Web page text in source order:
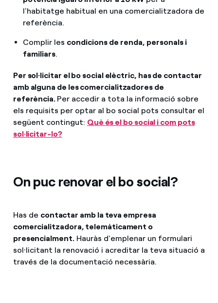
l'habitatge habitual en una comercialitzadora de
referència.
Complir les condicions de renda, personals i
familiars.
Per sol·licitar el bo social elèctric, has de contactar
amb alguna de les comercialitzadores de
referència. Per accedir a tota la informació sobre
els requisits per optar al bo social pots consultar el
següent contingut: Què és el bo social i com pots
sol·licitar-lo?
On puc renovar el bo social?
Has de contactar amb la teva empresa
comercialitzadora, telemàticament o
presencialment.Hauràs d'emplenar un formulari
sol·licitant la renovació i acreditar la teva situació a
través de la documentació necessària.